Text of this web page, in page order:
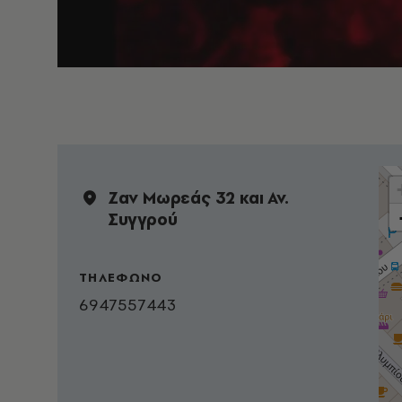
Ζαν Μωρεάς 32 και Αν.
Συγγρού
ΤΗΛΕΦΩΝΟ
6947557443